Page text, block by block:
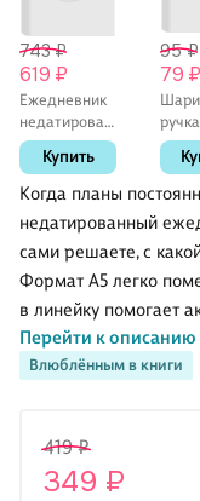
Влюблённым в книги
Когда планы
недатированный
сами решаете, с
Формат А5 легко
в линейку помогает
списки покупок и
выглядит уместно и
Перейти к описанию
743 ₽
619 ₽
Ежедневник
недатированный
«К себе
нежно. Ольга
Примаченко»
Эксмо
Купить
95 ₽
79 ₽
0,7
Erich
419 ₽
349 ₽